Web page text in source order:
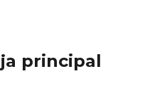
principal